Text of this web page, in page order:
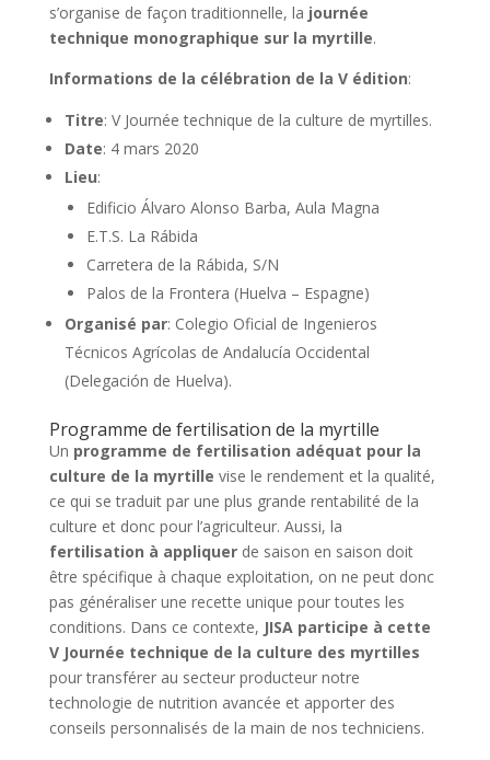
s’organise de façon traditionnelle, la journée
technique monographique sur la myrtille.
Informations de la célébration de la V édition:
Titre: V Journée technique de la culture de myrtilles.
Date: 4 mars 2020
Lieu:
Edificio Álvaro Alonso Barba, Aula Magna
E.T.S. La Rábida
Carretera de la Rábida, S/N
Palos de la Frontera (Huelva – Espagne)
Organisé par: Colegio Oficial de Ingenieros
Técnicos Agrícolas de Andalucía Occidental
(Delegación de Huelva).
Programme de fertilisation de la myrtille
Un programme de fertilisation adéquat pour la
culture de la myrtille vise le rendement et la qualité,
ce qui se traduit par une plus grande rentabilité de la
culture et donc pour l’agriculteur. Aussi, la
fertilisation à appliquerde saison en saison doit
être spécifique à chaque exploitation, on ne peut donc
pas généraliser une recette unique pour toutes les
conditions. Dans ce contexte, JISA participe à cette
V Journée technique de la culture des myrtilles
pour transférer au secteur producteur notre
technologie de nutrition avancée et apporter des
conseils personnalisés de la main de nos techniciens.